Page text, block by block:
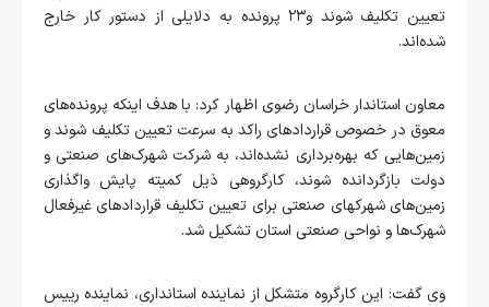
تعیین تکلیف شوند و۲۳ پرونده به دلایلی از دستور کار خارج
شده‌اند.
م️عاون استاندار خراسان رضوی اظهار کرد: با هدف اینکه پرونده‌های
معوق در خصوص قراردادهای راکد به سرعت تعیین تکلیف شوند و
زمین‌هایی که بهره‌برداری نشده‌اند، به شرکت شهرک‌های صنعتی و
دولت بازگردانده شوند، کارگروهی ذیل کمیته پایش واگذاری
زمین‌های شهرکهای صنعتی برای تعیین تکلیف قراردادهای غیرفعال
شهرک‌ها و نواحی صنعتی استان تشکیل شد.
وی گفت: این کارگروه متشکل از نماینده استانداری، نماینده رییس